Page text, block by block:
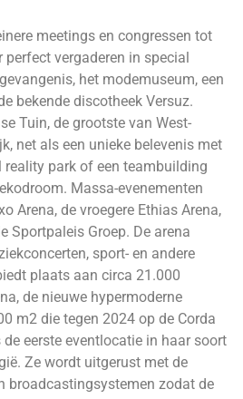
meetings en congressen tot
vergaderen in special
het modemuseum, een
bekende discotheek Versuz.
Tuin, de grootste van West-
net als een unieke belevenis met
reality park of een teambuilding
Massa-evenementen
Arena, de vroegere Ethias Arena,
Sportpaleis Groep. De arena
sport- en andere
plaats aan circa 21.000
de nieuwe hypermoderne
m2 die tegen 2024 op de Corda
eerste eventlocatie in haar soort
Ze wordt uitgerust met de
broadcastingsystemen zodat de